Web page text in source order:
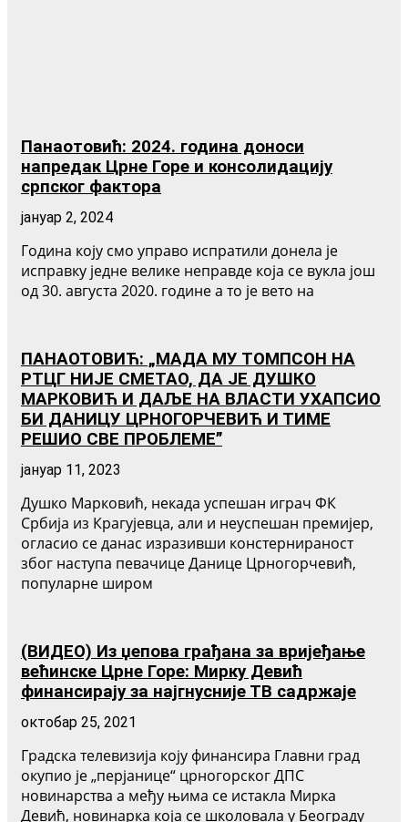
Панаотовић: 2024. година доноси
напредак Црне Горе и консолидацију
српског фактора
јануар 2, 2024
Година коју смо управо испратили донела је
исправку једне велике неправде која се вукла још
од 30. августа 2020. године а то је вето на
ПАНАОТОВИЋ: „МАДА МУ ТОМПСОН НА
РТЦГ НИЈЕ СМЕТАО, ДА ЈЕ ДУШКО
МАРКОВИЋ И ДАЉЕ НА ВЛАСТИ УХАПСИО
БИ ДАНИЦУ ЦРНОГОРЧЕВИЋ И ТИМЕ
РЕШИО СВЕ ПРОБЛЕМЕˮ
јануар 11, 2023
Душко Марковић, некада успешан играч ФК
Србија из Крагујевца, али и неуспешан премијер,
огласио се данас изразивши констернираност
због наступа певачице Данице Црногорчевић,
популарне широм
(ВИДЕО) Из џепова грађана за вријеђање
већинске Црне Горе: Мирку Девић
финансирају за најгнусније ТВ садржаје
октобар 25, 2021
Градска телевизија коју финансира Главни град
окупио је „перјанице“ црногорског ДПС
новинарства а међу њима се истакла Мирка
Девић, новинарка која се школовала у Београду